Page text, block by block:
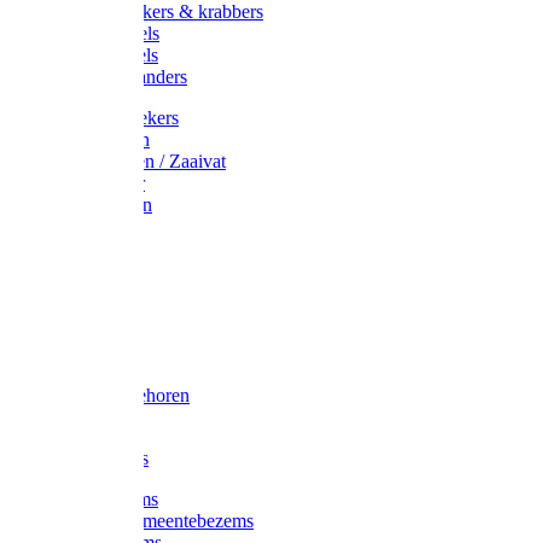
Onkruidstekers & krabbers
Hartschoffels
Ruitschoffels
Onkruidbranders
Graskantstekers
Verticuteren
Strooiwagen / Zaaivat
Grasmaaier
Grasscharen
Slede toebehoren
Composters
Straatbezems
Stads- / Gemeentebezems